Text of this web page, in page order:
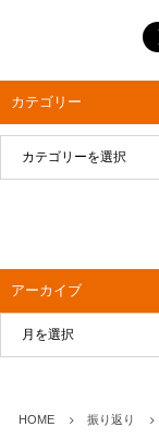
カテゴリー
アーカイブ
HOME 振り返り